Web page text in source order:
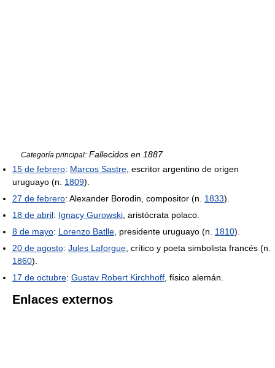
Categoría principal: Fallecidos en 1887
15 de febrero: Marcos Sastre , escritor argentino de origen
uruguayo (n. 1809).
27 de febrero: Alexander Borodin, compositor (n. 1833).
18 de abril: Ignacy Gurowski , aristócrata polaco.
8 de mayo: Lorenzo Batlle , presidente uruguayo (n. 1810).
20 de agosto: Jules Laforgue , crítico y poeta simbolista francés (n.
1860).
17 de octubre: Gustav Robert Kirchhoff , físico alemán.
Enlaces externos